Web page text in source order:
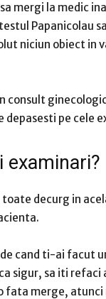
mergi la medic
Papanicolau
niciun obiect in
depasesti pe cele
examinari?
decurg in
cand ti-ai facut
sigur, sa iti refaci
merge, atunci